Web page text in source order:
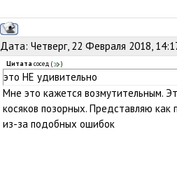
Дата: Четверг, 22 Февраля 2018,
Цитата сосед ( )
это НЕ удивительно
Мне это кажется возмутительным.
косяков позорных. Представляю
из-за подобных ошибок